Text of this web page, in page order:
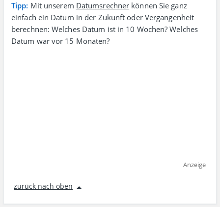
Tipp: Mit unserem Datumsrechner können Sie ganz
einfach ein Datum in der Zukunft oder Vergangenheit
berechnen: Welches Datum ist in 10 Wochen? Welches
Datum war vor 15 Monaten?
Anzeige
zurück nach oben